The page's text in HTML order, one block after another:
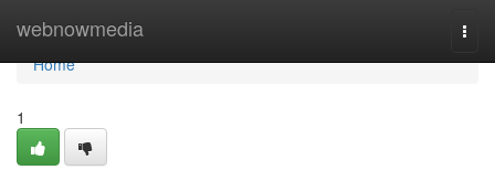
webnowmedia
Home
Home
1